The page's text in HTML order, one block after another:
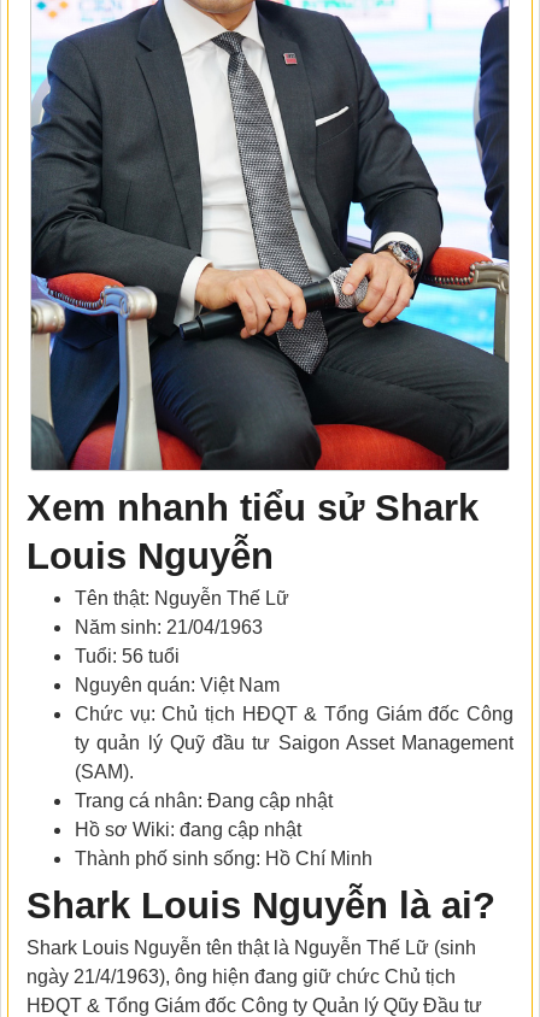
Xem nhanh tiểu sử Shark
Louis Nguyễn
Tên thật: Nguyễn Thế Lữ
Năm sinh: 21/04/1963
Tuổi: 56 tuổi
Nguyên quán: Việt Nam
Chức vụ: Chủ tịch HĐQT & Tổng Giám đốc Công
ty quản lý Quỹ đầu tư Saigon Asset Management
(SAM).
Trang cá nhân: Đang cập nhật
Hồ sơ Wiki: đang cập nhật
Thành phố sinh sống: Hồ Chí Minh
Shark Louis Nguyễn là ai?
Shark Louis Nguyễn tên thật là Nguyễn Thế Lữ (sinh
ngày 21/4/1963), ông hiện đang giữ chức Chủ tịch
HĐQT & Tổng Giám đốc Công ty Quản lý Qũy Đầu tư